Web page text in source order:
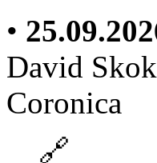
•
David
Coronica
🔗